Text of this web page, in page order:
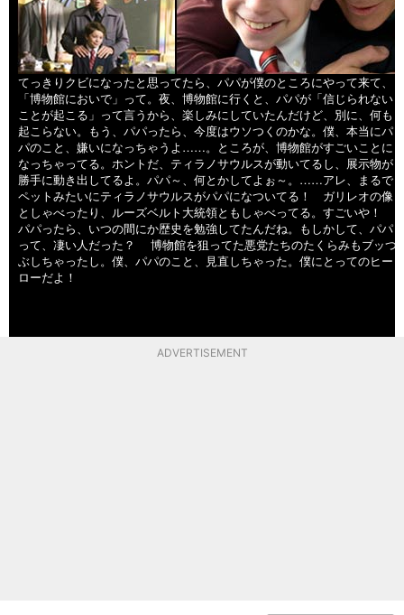
てっきりクビになったと思ってたら、パパが僕のところにやって来て、
「博物館においで」って。夜、博物館に行くと、パパが「信じられない
ことが起こる」って言うから、楽しみにしていたんだけど、別に、何も
起こらない。もう、パパったら、今度はウソつくのかな。僕、本当にパ
パのこと、嫌いになっちゃうよ……。ところが、博物館がすごいことに
なっちゃってる。ホントだ、ティラノサウルスが動いてるし、展示物が
勝手に動き出してるよ。パパ～、何とかしてよぉ～。……アレ、まるで
ペットみたいにティラノサウルスがパパになついてる！ ガリレオの像
としゃべったり、ルーズベルト大統領ともしゃべってる。すごいや！
パパったら、いつの間にか歴史を勉強してたんだね。もしかして、パパ
って、凄い人だった？ 博物館を狙ってた悪党たちのたくらみもブッつ
ぶしちゃったし。僕、パパのこと、見直しちゃった。僕にとってのヒー
ローだよ！
ADVERTISEMENT